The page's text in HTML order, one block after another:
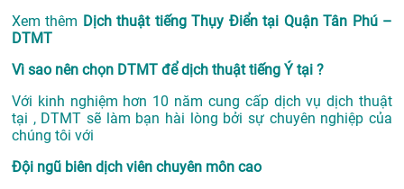
Xem thêm Dịch thuật tiếng Thụy Điển tại Quận Tân Phú –
DTMT
Vì sao nên chọn DTMT để dịch thuật tiếng Ý tại ?
Với kinh nghiệm hơn 10 năm cung cấp dịch vụdịch thuật
tại , DTMT sẽ làm bạn hài lòng bởi sự chuyên nghiệp của
chúng tôi với
Đội ngũ biên dịch viên chuyên môn cao